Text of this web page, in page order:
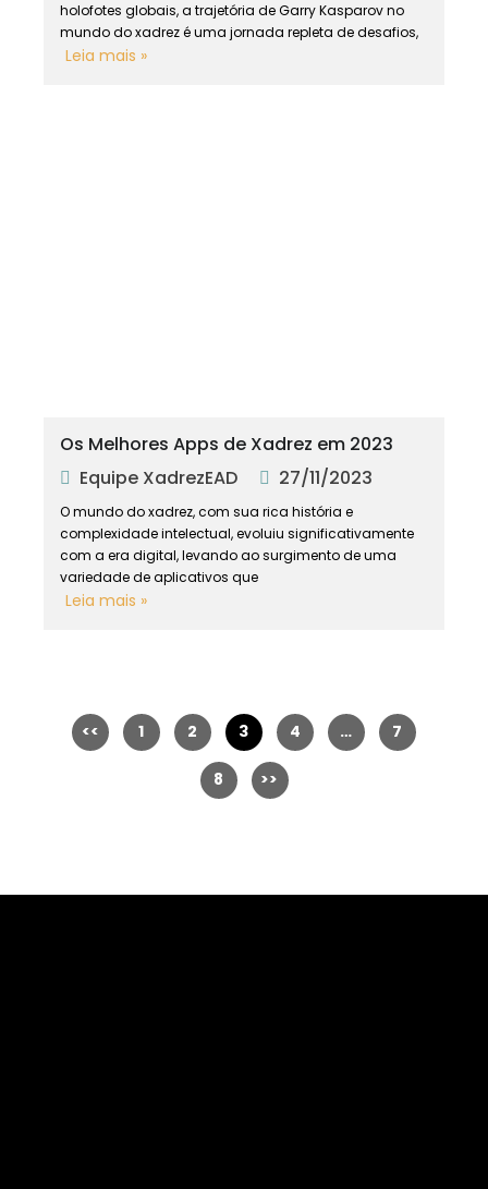
holofotes globais, a trajetória de Garry Kasparov no
mundo do xadrez é uma jornada repleta de desafios,
Leia mais »
Os Melhores Apps de Xadrez em 2023
Equipe XadrezEAD
27/11/2023
O mundo do xadrez, com sua rica história e
complexidade intelectual, evoluiu significativamente
com a era digital, levando ao surgimento de uma
variedade de aplicativos que
Leia mais »
1 2 3 4 … 7
8